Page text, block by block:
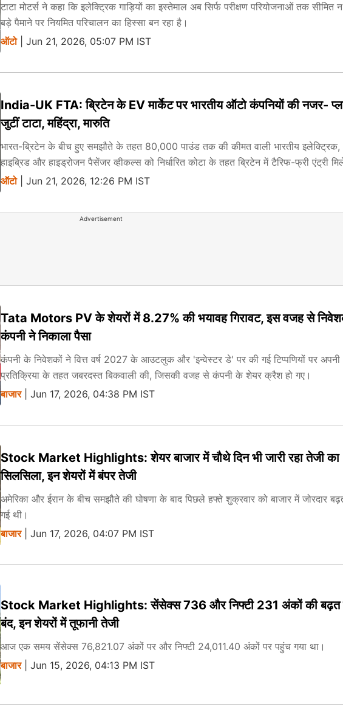
टाटा मोटर्स ने कहा कि इलेक्ट्रिक गाड़ियों का इस्तेमाल अब सिर्फ परीक्षण परियोजनाओं तक सीमित
बड़े पैमाने पर नियमित परिचालन का हिस्सा बन रहा है।
ऑटो| Jun 21, 2026, 05:07 PM IST
India-UK FTA: ब्रिटेन के EV मार्केट पर भारतीय ऑटो कंपनियों की नजर-
जुटीं टाटा, महिंद्रा, मारुति
भारत-ब्रिटेन के बीच हुए समझौते के तहत 80,000 पाउंड तक की कीमत वाली भारतीय इलेक्ट्रिक,
हाइब्रिड और हाइड्रोजन पैसेंजर व्हीकल्स को निर्धारित कोटा के तहत ब्रिटेन में टैरिफ-फ्री एंट्री
ऑटो| Jun 21, 2026, 12:26 PM IST
Advertisement
Tata Motors PV के शेयरों में 8.27% की भयावह गिरावट, इस वजह से
कंपनी ने निकाला पैसा
कंपनी के निवेशकों ने वित्त वर्ष 2027 के आउटलुक और 'इन्वेस्टर डे' पर की गई टिप्पणियों पर अपनी
प्रतिक्रिया के तहत जबरदस्त बिकवाली की, जिसकी वजह से कंपनी के शेयर क्रैश हो गए।
बाजार| Jun 17, 2026, 04:38 PM IST
Stock Market Highlights: शेयर बाजार में चौथे दिन भी जारी रहा तेजी का
सिलसिला, इन शेयरों में बंपर तेजी
अमेरिका और ईरान के बीच समझौते की घोषणा के बाद पिछले हफ्ते शुक्रवार को बाजार में जोरदार
गई थी।
बाजार| Jun 17, 2026, 04:07 PM IST
Stock Market Highlights: सेंसेक्स 736 और निफ्टी 231 अंकों की
बंद, इन शेयरों में तूफानी तेजी
आज एक समय सेंसेक्स 76,821.07 अंकों पर और निफ्टी 24,011.40 अंकों पर पहुंच गया था।
बाजार| Jun 15, 2026, 04:13 PM IST